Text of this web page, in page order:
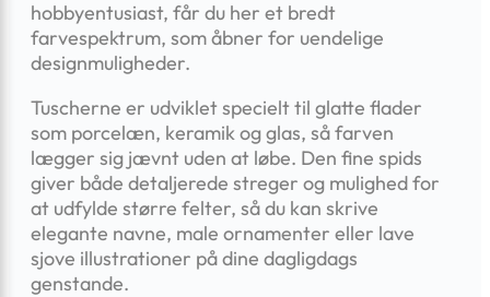
hobbyentusiast, får du her et bredt
farvespektrum, som åbner for uendelige
designmuligheder.
Tuscherne er udviklet specielt til glatte flader
som porcelæn, keramik og glas, så farven
lægger sig jævnt uden at løbe. Den fine spids
giver både detaljerede streger og mulighed for
at udfylde større felter, så du kan skrive
elegante navne, male ornamenter eller lave
sjove illustrationer på dine dagligdags
genstande.